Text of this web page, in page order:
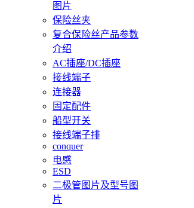
图片
保险丝夹
复合保险丝产品参数
介绍
AC插座/DC插座
接线端子
连接器
固定配件
船型开关
接线端子排
conquer
电感
ESD
二极管图片及型号图
片